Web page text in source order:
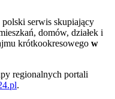
serwis skupiający
domów, działek i
krótkookresowego w
regionalnych portali
.